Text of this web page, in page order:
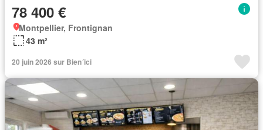
78 400 €
Montpellier, Frontignan
43 m²
20 juin 2026 sur Bien´ici